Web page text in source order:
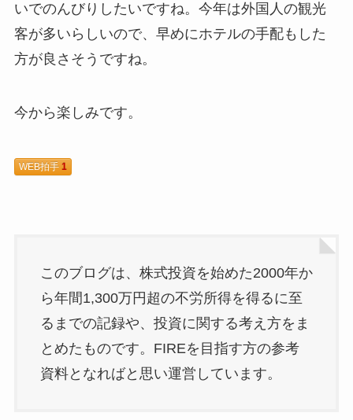
いでのんびりしたいですね。今年は外国人の観光
客が多いらしいので、早めにホテルの手配もした
方が良さそうですね。
今から楽しみです。
WEB拍手 1
このブログは、株式投資を始めた2000年か
ら年間1,300万円超の不労所得を得るに至
るまでの記録や、投資に関する考え方をま
とめたものです。FIREを目指す方の参考
資料となればと思い運営しています。